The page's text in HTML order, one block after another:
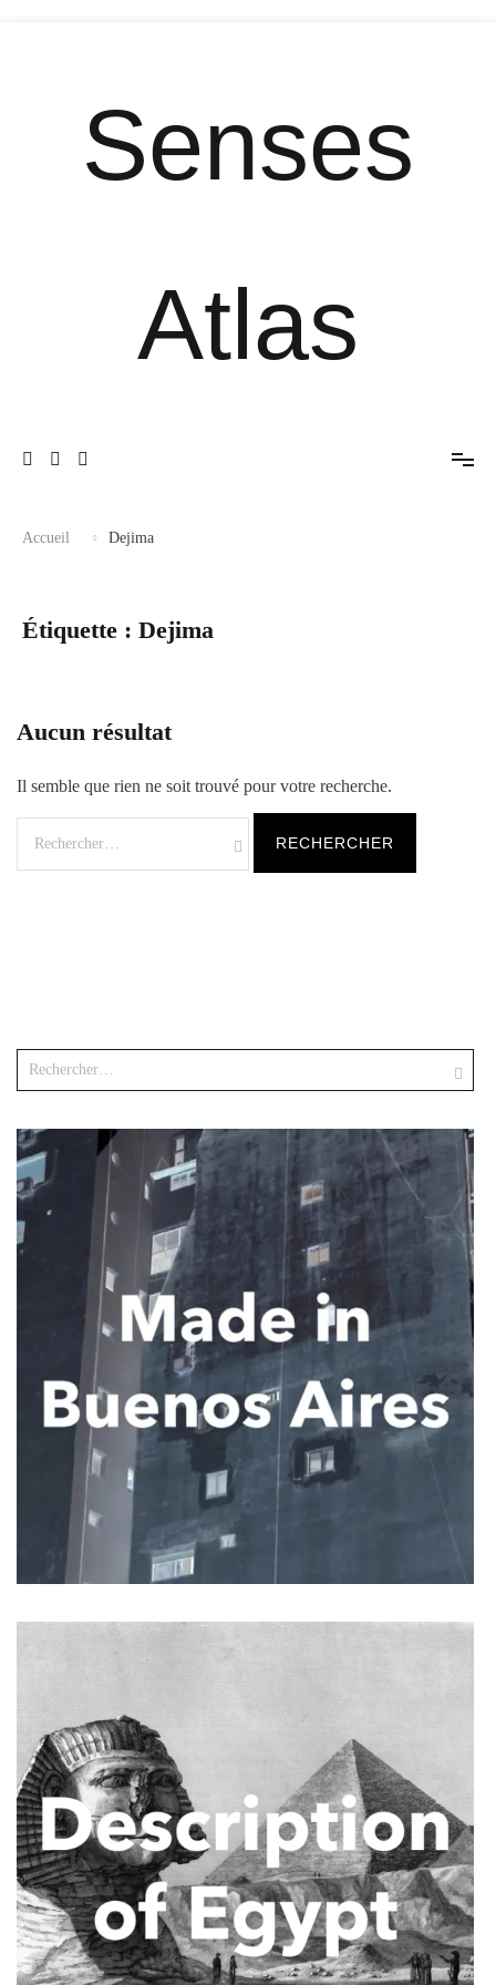
Senses
Atlas
Accueil Dejima
Étiquette : Dejima
Aucun résultat
Il semble que rien ne soit trouvé pour votre recherche.